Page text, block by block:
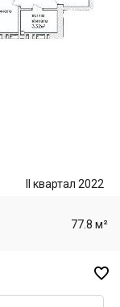
II квартал 2022
77.8 м²
